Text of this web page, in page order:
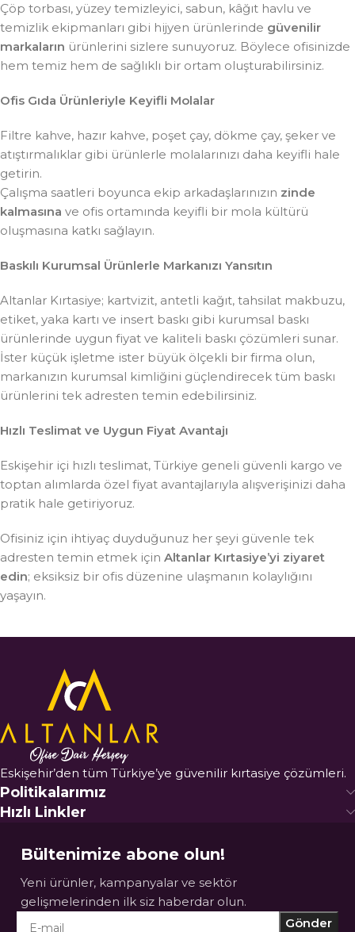
Çöp torbası, yüzey temizleyici, sabun, kâğıt havlu ve
temizlik ekipmanları gibi hijyen ürünlerinde güvenilir
markaların ürünlerini sizlere sunuyoruz. Böylece ofisinizde
hem temiz hem de sağlıklı bir ortam oluşturabilirsiniz.
Ofis Gıda Ürünleriyle Keyifli Molalar
Filtre kahve, hazır kahve, poşet çay, dökme çay, şeker ve
atıştırmalıklar gibi ürünlerle molalarınızı daha keyifli hale
getirin.
Çalışma saatleri boyunca ekip arkadaşlarınızın zinde
kalmasına ve ofis ortamında keyifli bir mola kültürü
oluşmasına katkı sağlayın.
Baskılı Kurumsal Ürünlerle Markanızı Yansıtın
Altanlar Kırtasiye; kartvizit, antetli kağıt, tahsilat makbuzu,
etiket, yaka kartı ve insert baskı gibi kurumsal baskı
ürünlerinde uygun fiyat ve kaliteli baskı çözümleri sunar.
İster küçük işletme ister büyük ölçekli bir firma olun,
markanızın kurumsal kimliğini güçlendirecek tüm baskı
ürünlerini tek adresten temin edebilirsiniz.
Hızlı Teslimat ve Uygun Fiyat Avantajı
Eskişehir içi hızlı teslimat, Türkiye geneli güvenli kargo ve
toptan alımlarda özel fiyat avantajlarıyla alışverişinizi daha
pratik hale getiriyoruz.
Ofisiniz için ihtiyaç duyduğunuz her şeyi güvenle tek
adresten temin etmek için Altanlar Kırtasiye’yi ziyaret
edin; eksiksiz bir ofis düzenine ulaşmanın kolaylığını
yaşayın.
Eskişehir’den tüm Türkiye’ye güvenilir kırtasiye çözümleri.
Politikalarımız
Hızlı Linkler
Bültenimize abone olun!
Yeni ürünler, kampanyalar ve sektör
gelişmelerinden ilk siz haberdar olun.